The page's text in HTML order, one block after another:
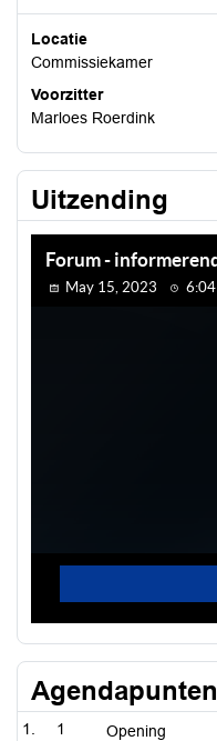
Locatie
Commissiekamer
Voorzitter
Marloes Roerdink
Uitzending
Agendapunten
1 Opening